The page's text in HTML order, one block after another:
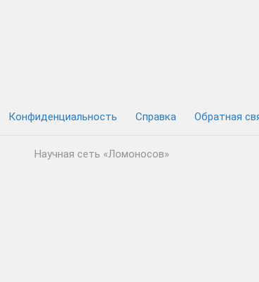
Конфиденциальность Cправка Обратная
Научная сеть «Ломоносов»